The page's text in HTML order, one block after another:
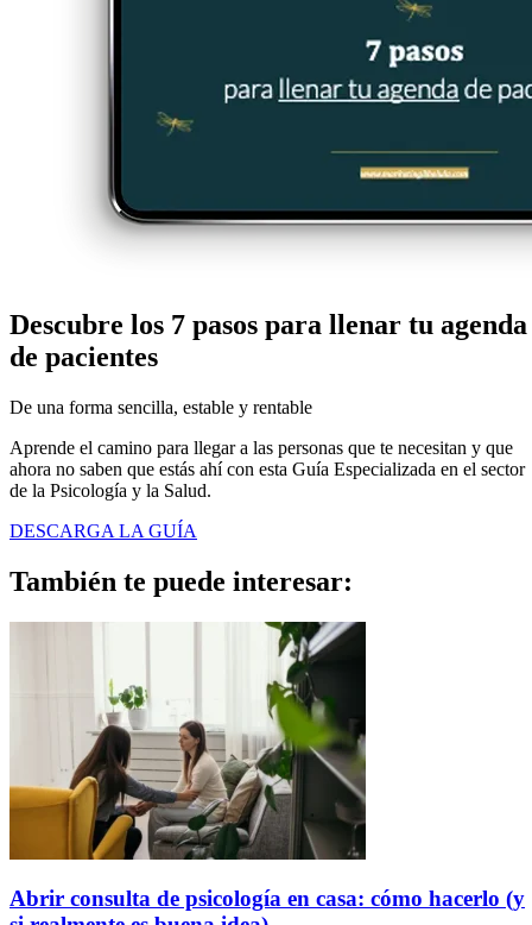
Descubre los 7 pasos para llenar tu agenda
de pacientes
De una forma sencilla, estable y rentable
Aprende el camino para llegar a las personas que te necesitan y que
ahora no saben que estás ahí con esta Guía Especializada en el sector
de la Psicología y la Salud.
DESCARGA LA GUÍA
También te puede interesar:
Abrir consulta de psicología en casa: cómo hacerlo (y